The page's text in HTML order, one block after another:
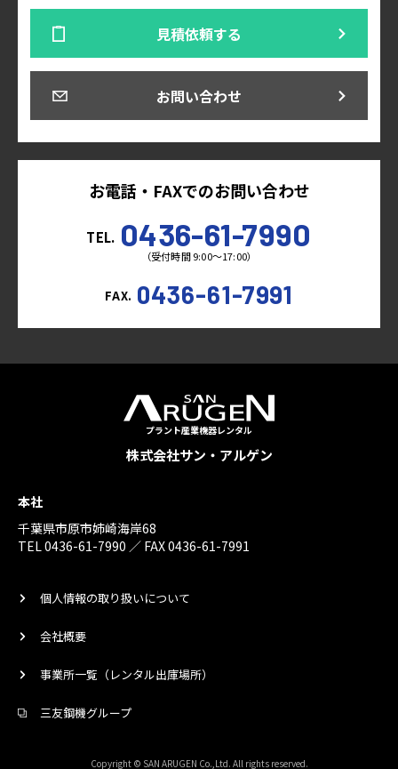
見積依頼する
お問い合わせ
お電話・FAXでのお問い合わせ
TEL. 0436-61-7990
（受付時間 9:00～17:00）
FAX. 0436-61-7991
プラント産業機器レンタル
株式会社サン・アルゲン
本社
千葉県市原市姉崎海岸68
TEL 0436-61-7990 ／ FAX 0436-61-7991
個人情報の取り扱いについて
会社概要
事業所一覧（レンタル出庫場所）
三友鋼機グループ
Copyright © SAN ARUGEN Co.,Ltd. All rights reserved.